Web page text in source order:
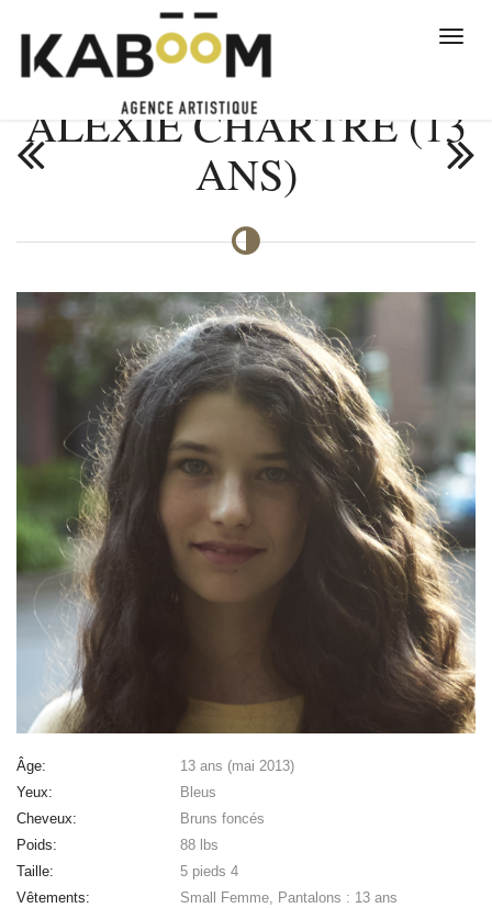
ALEXIE CHARTRÉ (13
ANS)
Âge:
13 ans (mai 2013)
Yeux:
Bleus
Cheveux:
Bruns foncés
Poids:
88 lbs
Taille:
5 pieds 4
Vêtements:
Small Femme, Pantalons : 13 ans